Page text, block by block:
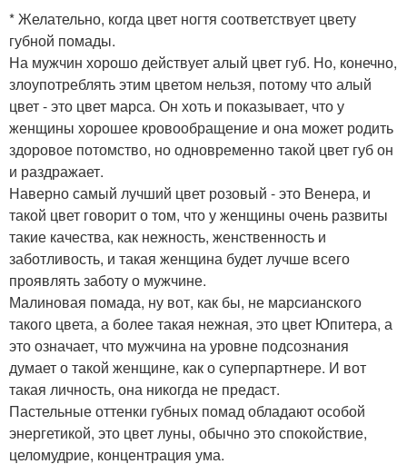
* Желательно, когда цвет ногтя соответствует цвету
губной помады.
На мужчин хорошо действует алый цвет губ. Но, конечно,
злоупотреблять этим цветом нельзя, потому что алый
цвет - это цвет марса. Он хоть и показывает, что у
женщины хорошее кровообращение и она может родить
здоровое потомство, но одновременно такой цвет губ он
и раздражает.
Наверно самый лучший цвет розовый - это Венера, и
такой цвет говорит о том, что у женщины очень развиты
такие качества, как нежность, женственность и
заботливость, и такая женщина будет лучше всего
проявлять заботу о мужчине.
Малиновая помада, ну вот, как бы, не марсианского
такого цвета, а более такая нежная, это цвет Юпитера, а
это означает, что мужчина на уровне подсознания
думает о такой женщине, как о суперпартнере. И вот
такая личность, она никогда не предаст.
Пастельные оттенки губных помад обладают особой
энергетикой, это цвет луны, обычно это спокойствие,
целомудрие, концентрация ума.